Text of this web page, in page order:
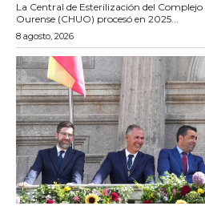
La Central de Esterilización del
Ourense (CHUO) procesó en 2025...
8 agosto, 2026